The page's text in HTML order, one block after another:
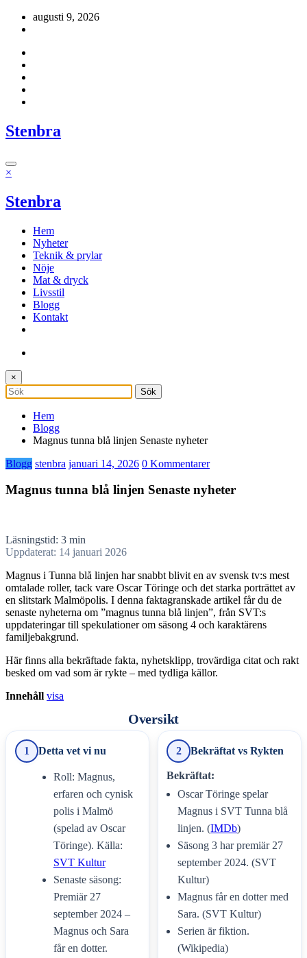
Hoppaaugusti 9, 2026
Stenbra
×
Stenbra
Hem
Nyheter
Teknik & prylar
Nöje
Mat & dryck
Livsstil
Blogg
Kontakt
×
Hem
Blogg
Magnus tunna blå linjen Senaste nyheter
Blogg stenbra januari 14, 2026 0 Kommentarer
Magnus tunna blå linjen Senaste nyheter
Läsningstid: 3 min
Uppdaterat: 14 januari 2026
Magnus i Tunna blå linjen har snabbt blivit en av svensk tv:s mest
omtalade roller, tack vare Oscar Töringe och det starka porträttet av
en slitstark Malmöpolis. I denna faktagranskade artikel får du de
senaste nyheterna om ”magnus tunna blå linjen”, från SVT:s
uppdateringar till spekulationer om säsong 4 och karaktärens
familjebakgrund.
Här finns alla bekräftade fakta, nyhetsklipp, trovärdiga citat och rakt
besked om vad som är rykte – med tydliga källor.
Innehåll visa
Oversikt
1 Detta vet vi nu
Roll: Magnus,
erfaren och cynisk
polis i Malmö
(spelad av Oscar
Töringe). Källa:
SVT Kultur
Senaste säsong:
Premiär 27
september 2024 –
Magnus och Sara
får en dotter.
2 Bekräftat vs Rykten
Bekräftat:
Oscar Töringe spelar
Magnus i SVT Tunna blå
linjen. (IMDb)
Säsong 3 har premiär 27
september 2024. (SVT
Kultur)
Magnus får en dotter med
Sara. (SVT Kultur)
Serien är fiktion.
(Wikipedia)